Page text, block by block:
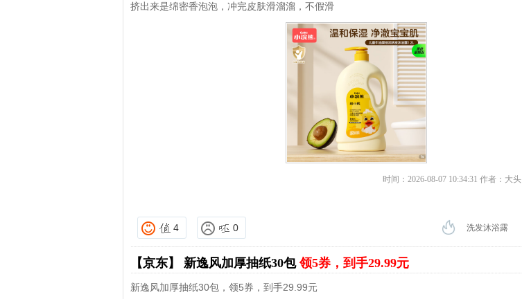
挤出来是绵密香泡泡，冲完皮肤滑溜溜，不假滑
时间：2026-08-07 10:34:31 作者：大头
4 0 洗发沐浴露
【京东】 新逸风加厚抽纸30包领5券，到手29.99元
新逸风加厚抽纸30包，领5券，到手29.99元